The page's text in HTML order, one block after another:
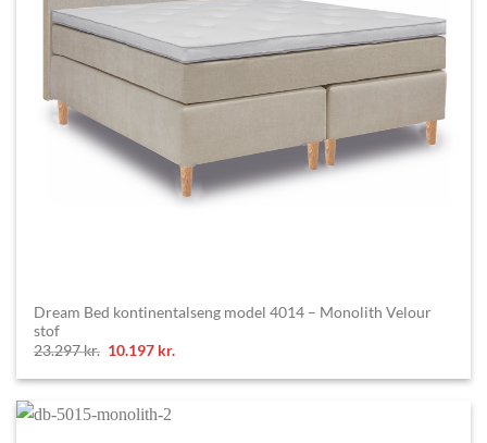
Dream Bed kontinentalseng model 4014 – Monolith Velour
stof
23.297kr. Original
was:
10.197 kr.Current
is: